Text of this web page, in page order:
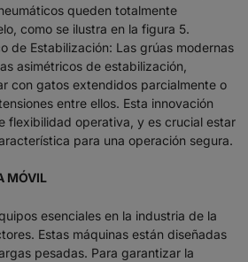
queden totalmente
como se ilustra en la figura 5.
de Estabilización: Las grúas modernas
asimétricos de estabilización,
con gatos extendidos parcialmente o
entre ellos. Esta innovación
flexibilidad operativa, y es crucial estar
para una operación segura.
MÓVIL
esenciales en la industria de la
Estas máquinas están diseñadas
pesadas. Para garantizar la